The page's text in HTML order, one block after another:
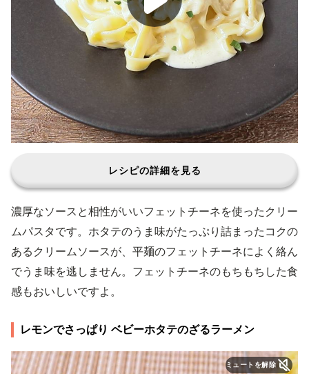
レシピの詳細を見る
濃厚なソースと相性がいいフェットチーネを使ったクリー
ムパスタです。ホタテのうま味がたっぷり詰まったコクの
あるクリームソースが、平麺のフェットチーネによく絡ん
でうま味を逃しません。フェットチーネのもちもちした食
感もおいしいですよ。
レモンでさっぱり ベビーホタテのざるラーメン
ミュートを解除